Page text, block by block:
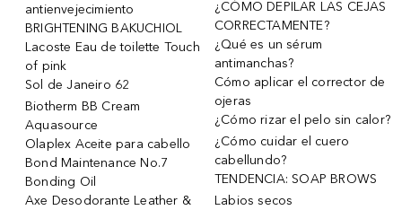
antienvejecimiento
BRIGHTENING BAKUCHIOL
Lacoste Eau de toilette Touch
of pink
Sol de Janeiro 62
Biotherm BB Cream
Aquasource
Olaplex Aceite para cabello
Bond Maintenance No.7
Bonding Oil
Axe Desodorante Leather &
¿CÓMO DEPILAR LAS CEJAS
CORRECTAMENTE?
¿Qué es un sérum
antimanchas?
Cómo aplicar el corrector de
ojeras
¿Cómo rizar el pelo sin calor?
¿Cómo cuidar el cuero
cabellundo?
TENDENCIA: SOAP BROWS
Labios secos